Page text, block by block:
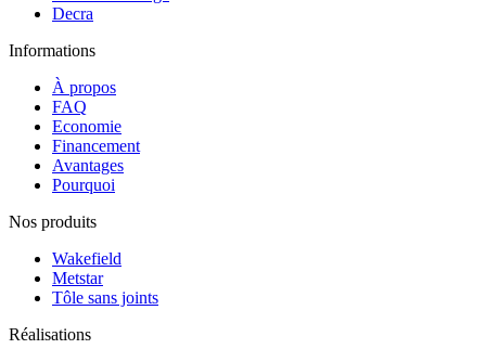
Decra
Informations
À propos
FAQ
Economie
Financement
Avantages
Pourquoi
Nos produits
Wakefield
Metstar
Tôle sans joints
Réalisations